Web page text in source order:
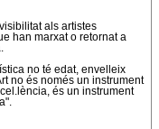
als artistes
han marxat o retornat a
no té edat, envelleix
no és només un instrument
és un instrument